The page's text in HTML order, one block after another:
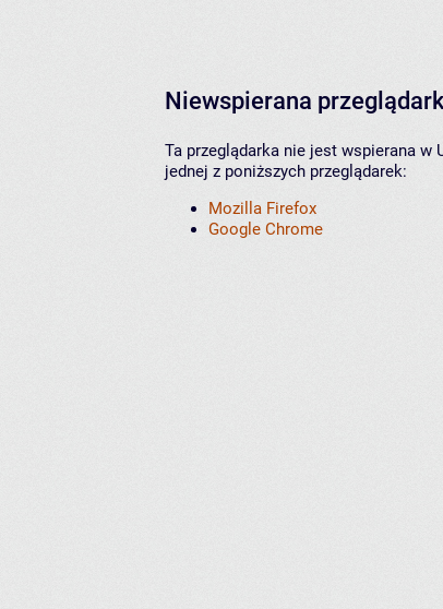
Niewspierana
Ta przeglądarka nie jest wspierana w
jednej z poniższych przeglądarek:
Mozilla Firefox
Google Chrome